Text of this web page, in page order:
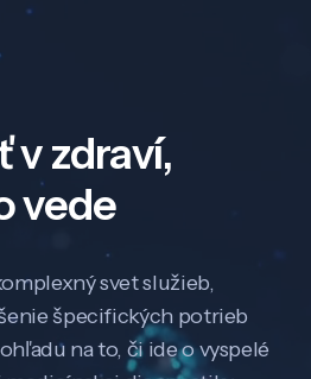
v zdraví,
vede
svet služieb,
špecifických potrieb
na to, či ide o vyspelé